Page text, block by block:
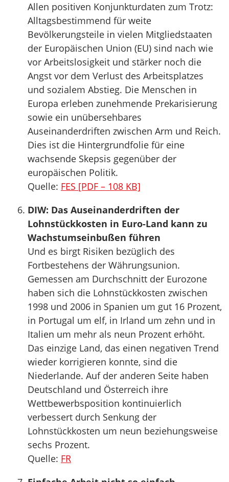
Allen positiven Konjunkturdaten zum Trotz:
Alltagsbestimmend für weite
Bevölkerungsteile in vielen Mitgliedstaaten
der Europäischen Union (EU) sind nach wie
vor Arbeitslosigkeit und stärker noch die
Angst vor dem Verlust des Arbeitsplatzes
und sozialem Abstieg. Die Menschen in
Europa erleben zunehmende Prekarisierung
sowie ein unübersehbares
Auseinanderdriften zwischen Arm und Reich.
Dies ist die Hintergrundfolie für eine
wachsende Skepsis gegenüber der
europäischen Politik.
Quelle: FES [PDF – 108 KB]
DIW: Das Auseinanderdriften der
Lohnstückkosten in Euro-Land kann zu
Wachstumseinbußen führen
Und es birgt Risiken bezüglich des
Fortbestehens der Währungsunion.
Gemessen am Durchschnitt der Eurozone
haben sich die Lohnstückkosten zwischen
1998 und 2006 in Spanien um gut 16 Prozent,
in Portugal um elf, in Irland um zehn und in
Italien um mehr als neun Prozent erhöht.
Das einzige Land, das einen negativen Trend
wieder korrigieren konnte, sind die
Niederlande. Auf der anderen Seite haben
Deutschland und Österreich ihre
Wettbewerbsposition kontinuierlich
verbessert durch Senkung der
Lohnstückkosten um neun beziehungsweise
sechs Prozent.
Quelle: FR